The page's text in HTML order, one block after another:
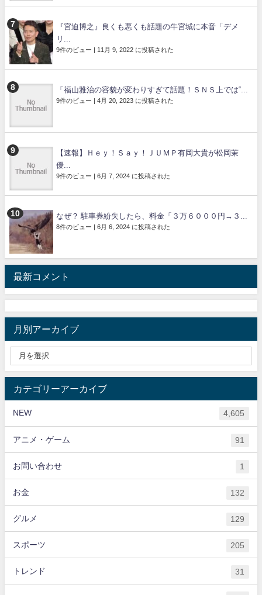
『宮迫博之』良くも悪くも話題の牛宮城に本音「デメ
リ...
9件のビュー | 11月 9, 2022 に投稿された
「福山雅治の容貌が変わりすぎて話題！ＳＮＳ上では“...
9件のビュー | 4月 20, 2023 に投稿された
【速報】Ｈｅｙ！Ｓａｙ！ＪＵＭＰ有岡大貴が松岡茉
優...
9件のビュー | 6月 7, 2024 に投稿された
なぜ？ 駐車券紛失したら、料金「３万６０００円→３...
8件のビュー | 6月 6, 2024 に投稿された
最新コメント
月別アーカイブ
カテゴリーアーカイブ
NEW 4,605
アニメ・ゲーム 91
お問い合わせ 1
お金 132
グルメ 129
スポーツ 205
トレンド 31